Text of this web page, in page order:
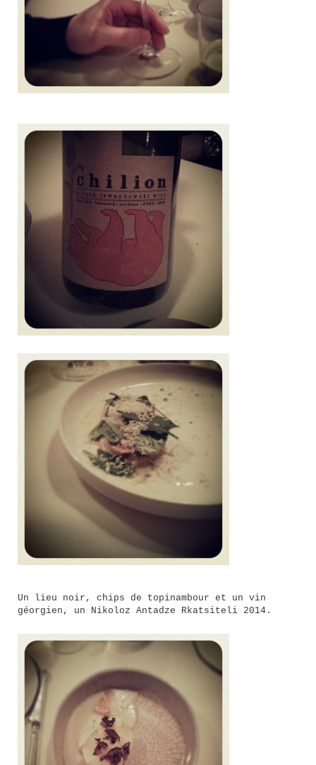
Un lieu noir, chips de topinambour et un vin
géorgien, un Nikoloz Antadze Rkatsiteli 2014.